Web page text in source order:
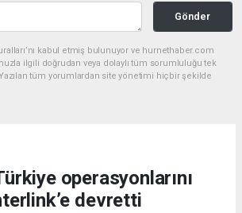
Gönder
kabul etmiş bulunuyor ve hurnethaber.com
ilgili doğrudan veya dolaylı tüm sorumluluğu tek
tüm yorumlardan site yönetimi hiçbir şekilde
operasyonlarını
devretti